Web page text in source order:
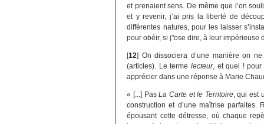
et prenaient sens. De même que l’on
et y revenir, j’ai pris la liberté de
différentes natures, pour les laisser
pour obéir, si j"ose dire, à leur impérieuse
[12] On dissociera d’une manière on
(articles). Le terme lecteur, et quel ! pour
apprécier dans une réponse à Marie
« [...] PasLa Carte et le Territoire, qui est
construction et d’une maîtrise parfaites.
épousant cette détresse, où chaque